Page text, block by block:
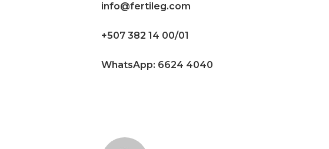
info@fertileg.com
+507 382 14 00/01
WhatsApp: 6624 4040